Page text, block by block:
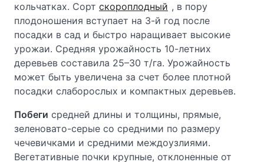
кольчатках. Сорт скороплодный , в пору
плодоношения вступает на 3-й год после
посадки в сад и быстро наращивает высокие
урожаи. Средняя урожайность 10-летних
деревьев составила 25–30 т/га. Урожайность
может быть увеличена за счет более плотной
посадки слаборослых и компактных деревьев.
Побеги средней длины и толщины, прямые,
зеленовато-серые со средними по размеру
чечевичками и средними междоузлиями.
Вегетативные почки крупные, отклоненные от